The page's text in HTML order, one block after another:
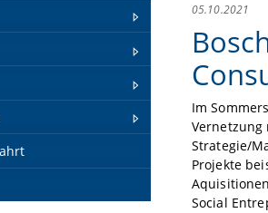
05.10.2021
Im
Vernetzung
Strategie/
Projekte
Social